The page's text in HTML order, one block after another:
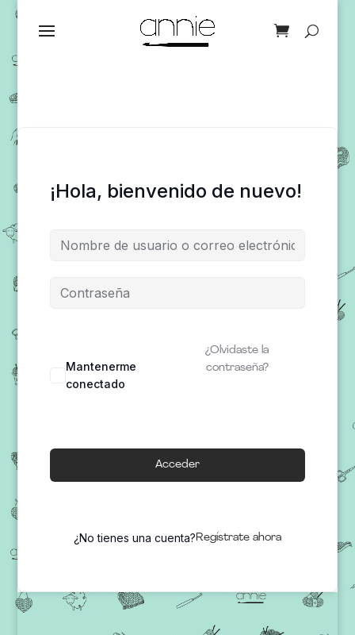
¡Hola, bienvenido de nuevo!
Mantenerme
conectado
¿Olvidaste la
contraseña?
Acceder
¿No tienes una cuenta?Regístrate ahora